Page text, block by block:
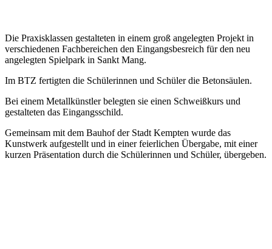
Die Praxisklassen gestalteten in einem groß angelegten Projekt in
verschiedenen Fachbereichen den Eingangsbesreich für den neu
angelegten Spielpark in Sankt Mang.
Im BTZ fertigten die Schülerinnen und Schüler die Betonsäulen.
Bei einem Metallkünstler belegten sie einen Schweißkurs und
gestalteten das Eingangsschild.
Gemeinsam mit dem Bauhof der Stadt Kempten wurde das
Kunstwerk aufgestellt und in einer feierlichen Übergabe, mit einer
kurzen Präsentation durch die Schülerinnen und Schüler, übergeben.